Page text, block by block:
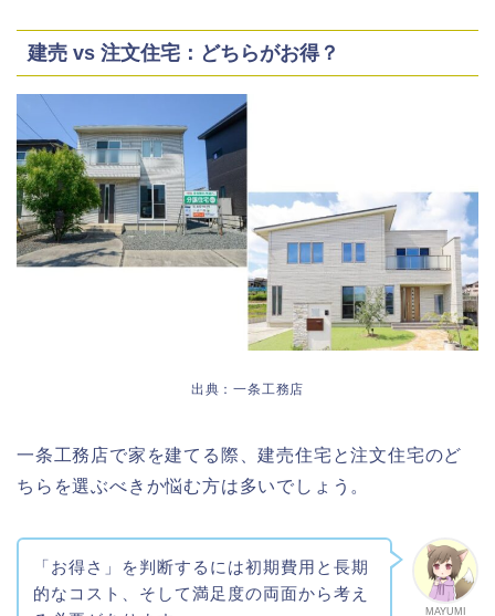
建売 vs 注文住宅：どちらがお得？
出典：一条工務店
一条工務店で家を建てる際、建売住宅と注文住宅のど
ちらを選ぶべきか悩む方は多いでしょう。
MAYUMI
「お得さ」を判断するには初期費用と長期
的なコスト、そして満足度の両面から考え